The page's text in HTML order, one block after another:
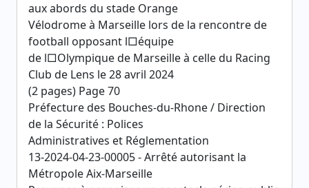
aux abords du stade Orange
Vélodrome à Marseille lors de la rencontre de
football opposant l□équipe
de l□Olympique de Marseille à celle du Racing
Club de Lens le 28 avril 2024
(2 pages) Page 70
Préfecture des Bouches-du-Rhone / Direction
de la Sécurité : Polices
Administratives et Réglementation
13-2024-04-23-00005 - Arrêté autorisant la
Métropole Aix-Marseille